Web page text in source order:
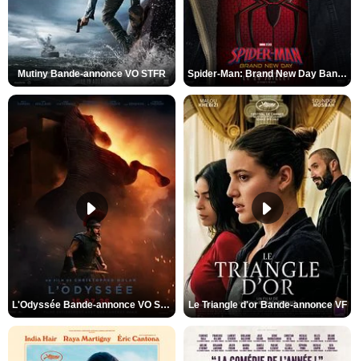
Mutiny Bande-annonce VO STFR Spider-Man: Brand New Day Bande-annonce VO STFR
L'Odyssée Bande-annonce VO STFR Le Triangle d'or Bande-annonce VF